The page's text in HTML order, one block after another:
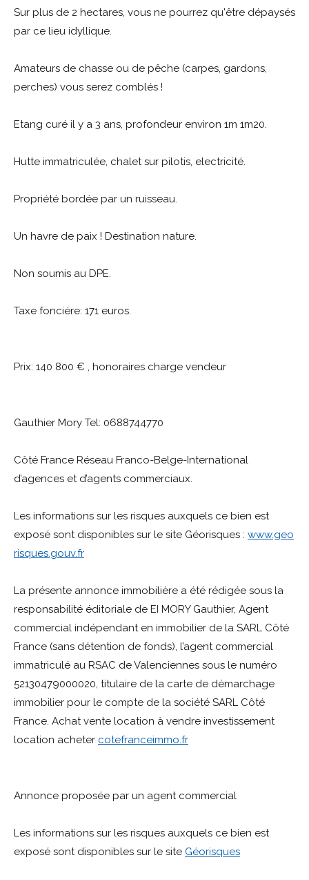
Sur plus de 2 hectares, vous ne pourrez qu'être dépaysés
par ce lieu idyllique.
Amateurs de chasse ou de pêche (carpes, gardons,
perches) vous serez comblés !
Etang curé il y a 3 ans, profondeur environ 1m 1m20.
Hutte immatriculée, chalet sur pilotis, electricité.
Propriété bordée par un ruisseau.
Un havre de paix ! Destination nature.
Non soumis au DPE.
Taxe fonciére: 171 euros.
Prix: 140 800 € , honoraires charge vendeur
Gauthier Mory Tel: 0688744770
Côté France Réseau Franco-Belge-International
d’agences et d’agents commerciaux.
Les informations sur les risques auxquels ce bien est
exposé sont disponibles sur le site Géorisques : www.geo
risques.gouv.fr
La présente annonce immobilière a été rédigée sous la
responsabilité éditoriale de EI MORY Gauthier, Agent
commercial indépendant en immobilier de la SARL Côté
France (sans détention de fonds), l’agent commercial
immatriculé au RSAC de Valenciennes sous le numéro
52130479000020, titulaire de la carte de démarchage
immobilier pour le compte de la société SARL Côté
France. Achat vente location à vendre investissement
location acheter cotefranceimmo.fr
Annonce proposée par un agent commercial
Les informations sur les risques auxquels ce bien est
exposé sont disponibles sur le site Géorisques